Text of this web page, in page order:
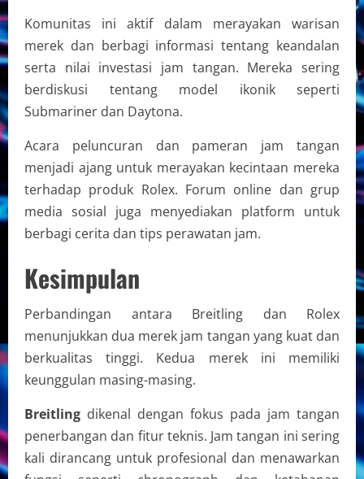
Komunitas ini aktif dalam merayakan warisan
merek dan berbagi informasi tentang keandalan
serta nilai investasi jam tangan. Mereka sering
berdiskusi tentang model ikonik seperti
Submariner dan Daytona.
Acara peluncuran dan pameran jam tangan
menjadi ajang untuk merayakan kecintaan mereka
terhadap produk Rolex. Forum online dan grup
media sosial juga menyediakan platform untuk
berbagi cerita dan tips perawatan jam.
Kesimpulan
Perbandingan antara Breitling dan Rolex
menunjukkan dua merek jam tangan yang kuat dan
berkualitas tinggi. Kedua merek ini memiliki
keunggulan masing-masing.
Breitling dikenal dengan fokus pada jam tangan
penerbangan dan fitur teknis. Jam tangan ini sering
kali dirancang untuk profesional dan menawarkan